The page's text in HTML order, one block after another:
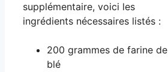
supplémentaire, voici les
ingrédients nécessaires listés :
200 grammes de farine de
blé